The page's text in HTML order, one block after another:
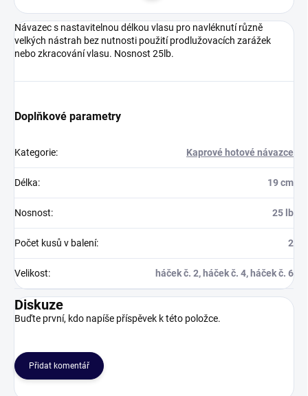
Návazec s nastavitelnou délkou vlasu pro navléknutí různě
velkých nástrah bez nutnosti použití prodlužovacích zarážek
nebo zkracování vlasu. Nosnost 25lb.
Doplňkové parametry
Kategorie: Kaprové hotové návazce
Délka: 19 cm
Nosnost: 25 lb
Počet kusů v balení: 2
Velikost: háček č. 2, háček č. 4, háček č. 6
Diskuze
Buďte první, kdo napíše příspěvek k této položce.
Přidat komentář